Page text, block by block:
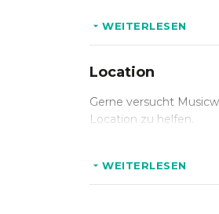
* Bereitstellung aller
* Bereitstellung der
WEITERLESEN
Location
Gerne versucht
Location zu helfen.
WEITERLESEN